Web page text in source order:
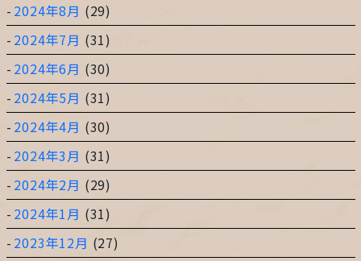
2024年8月 (29)
2024年7月 (31)
2024年6月 (30)
2024年5月 (31)
2024年4月 (30)
2024年3月 (31)
2024年2月 (29)
2024年1月 (31)
2023年12月 (27)